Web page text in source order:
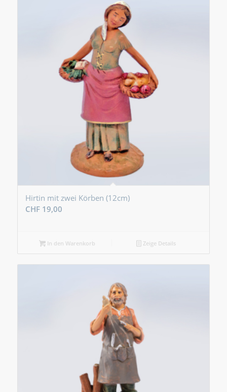
Hirtin mit zwei Körben (12cm)
CHF19,00
In den Warenkorb Zeige Details